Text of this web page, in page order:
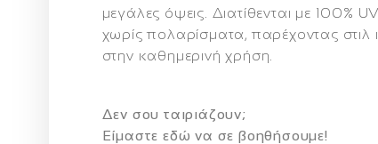
μεγάλες όψεις. Διατίθενται με 100%
χωρίς πολαρίσματα, παρέχοντας στιλ
στην καθημερινή χρήση.
Δεν σου ταιριάζουν;
Eίμαστε εδώ να σε βοηθήσουμε!